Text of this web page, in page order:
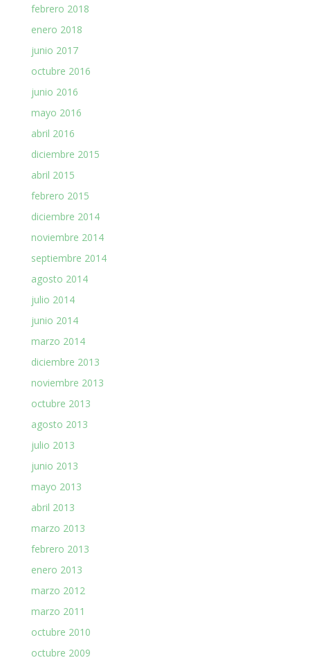
febrero 2018
enero 2018
junio 2017
octubre 2016
junio 2016
mayo 2016
abril 2016
diciembre 2015
abril 2015
febrero 2015
diciembre 2014
noviembre 2014
septiembre 2014
agosto 2014
julio 2014
junio 2014
marzo 2014
diciembre 2013
noviembre 2013
octubre 2013
agosto 2013
julio 2013
junio 2013
mayo 2013
abril 2013
marzo 2013
febrero 2013
enero 2013
marzo 2012
marzo 2011
octubre 2010
octubre 2009